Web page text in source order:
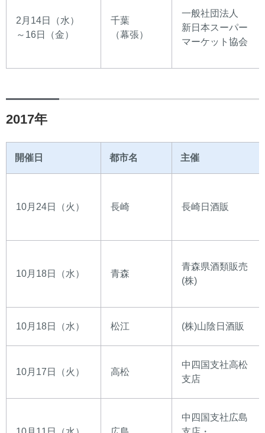
2月14日（水）
～16日（金）
千葉
（幕張）
一般社団法人
新日本スーパー
マーケット協会
2017年
開催日 都市名 主催
10月24日（火） 長崎 長崎日酒販
10月18日（水） 青森
青森県酒類販売
(株)
10月18日（水） 松江 (株)山陰日酒販
10月17日（火） 高松
中四国支社高松
支店
中四国支社広島